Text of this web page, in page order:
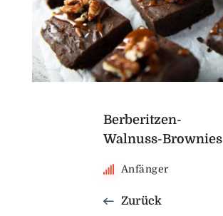
Berberitzen-
Walnuss-Brownies
Anfänger
Zurück